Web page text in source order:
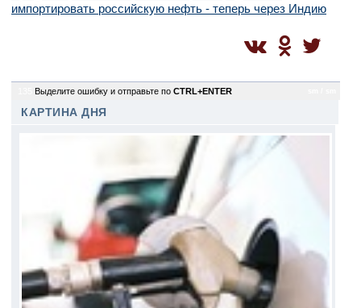
импортировать российскую нефть - теперь через Индию
Выделите ошибку и отправьте по CTRL+ENTER
КАРТИНА ДНЯ